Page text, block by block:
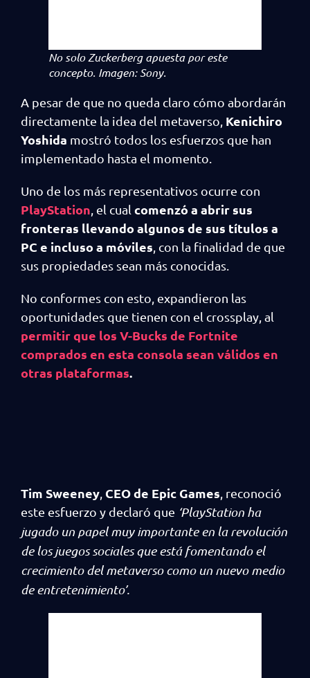
No solo Zuckerberg apuesta por este
concepto. Imagen: Sony.
A pesar de que no queda claro cómo abordarán
directamente la idea del metaverso, Kenichiro
Yoshida mostró todos los esfuerzos que han
implementado hasta el momento.
Uno de los más representativos ocurre con
PlayStation , el cual comenzó a abrir sus
fronteras llevando algunos de sus títulos a
PC e incluso a móviles , con la finalidad de que
sus propiedades sean más conocidas.
No conformes con esto, expandieron las
oportunidades que tienen con el crossplay, al
permitir que los V-Bucks de Fortnite
comprados en esta consola sean válidos en
otras plataformas.
Tim Sweeney CEO de Epic Games , reconoció
este esfuerzo y declaró que ‘PlayStation ha
jugado un papel muy importante en la revolución
de los juegos sociales que está fomentando el
crecimiento del metaverso como un nuevo medio
de entretenimiento’.